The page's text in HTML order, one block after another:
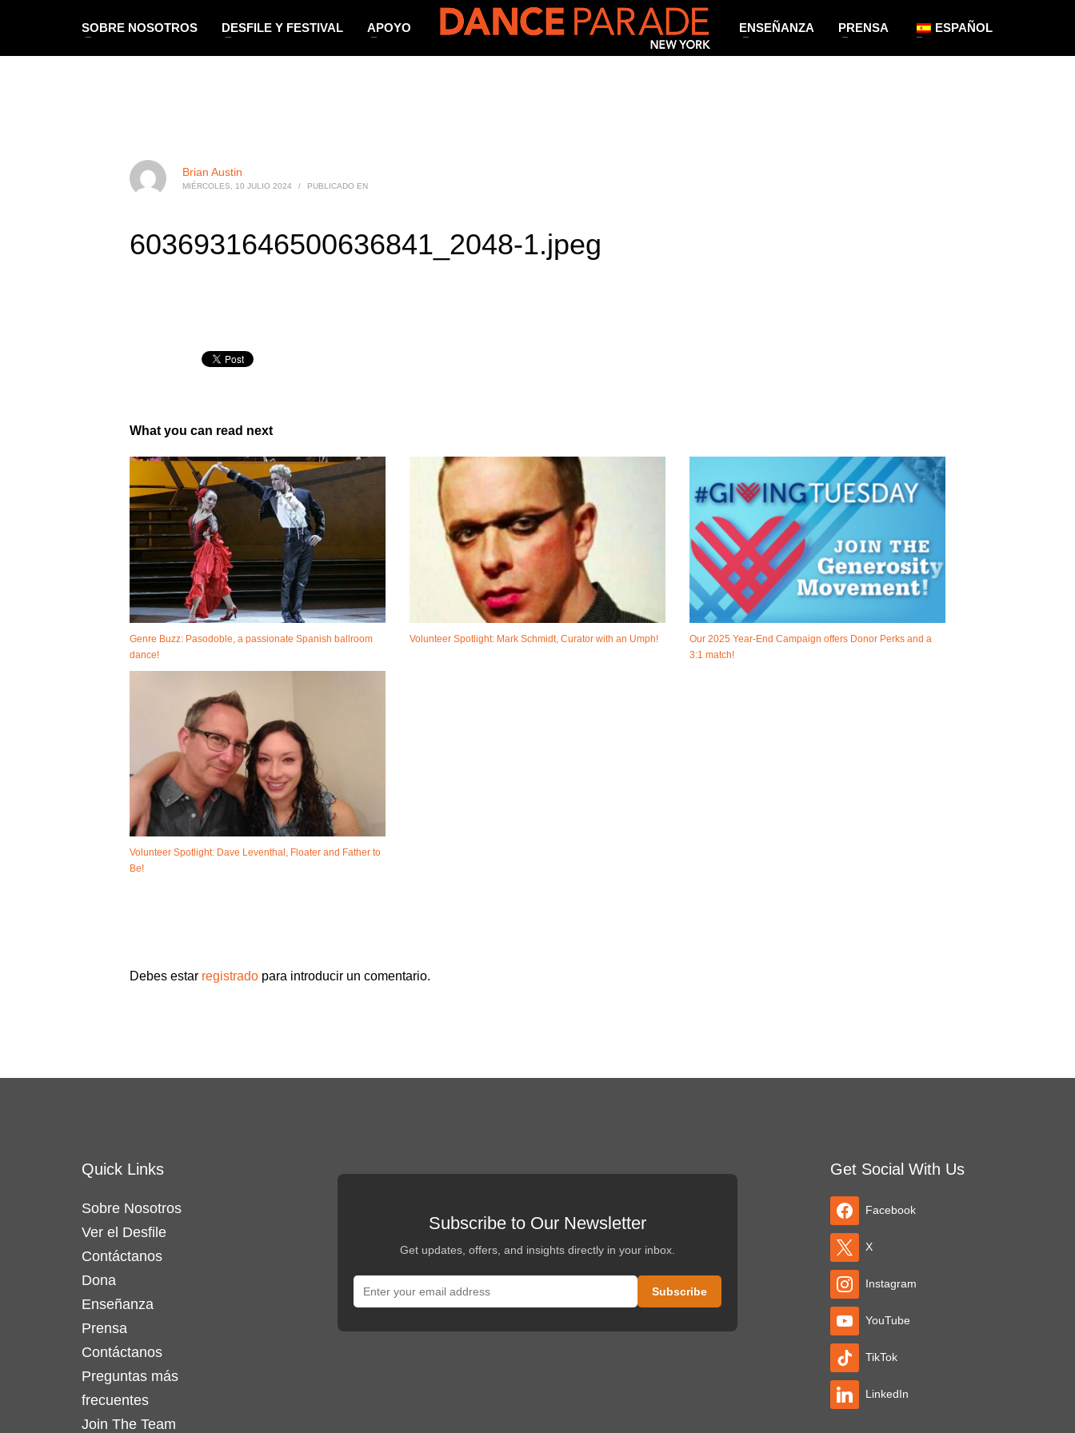
SOBRE NOSOTROS DESFILE Y FESTIVAL APOYO ENSEÑANZA PRENSA ESPAÑOL
Brian Austin
MIÉRCOLES, 10 JULIO 2024 / PUBLICADO EN
6036931646500636841_2048-1.jpeg
What you can read next
Genre Buzz: Pasodoble, a passionate Spanish ballroom
dance!
Volunteer Spotlight: Mark Schmidt, Curator with an Umph!
Our 2025 Year-End Campaign offers Donor Perks and a
3:1 match!
Volunteer Spotlight: Dave Leventhal, Floater and Father to
Be!
Debes estar registrado para introducir un comentario.
Quick Links
Sobre Nosotros
Ver el Desfile
Contáctanos
Dona
Enseñanza
Prensa
Contáctanos
Preguntas más
frecuentes
Join The Team
Subscribe to Our Newsletter
Get updates, offers, and insights directly in your inbox.
Get Social With Us
Facebook
X
Instagram
YouTube
TikTok
LinkedIn